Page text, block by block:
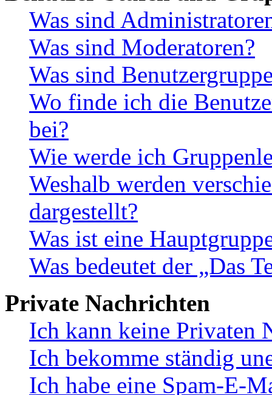
Was sind
Was sind Moderatoren?
Was sind
Wo finde ich die
bei?
Wie werde ich
Weshalb werden
dargestellt?
Was ist eine
Was bedeutet der „Das
Private Nachrichten
Ich kann keine Privaten
Ich bekomme ständig
Ich habe eine Spam-E-